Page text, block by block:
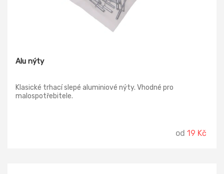
Alu nýty
Klasické trhací slepé aluminiové nýty. Vhodné pro
malospotřebitele.
od 19 Kč